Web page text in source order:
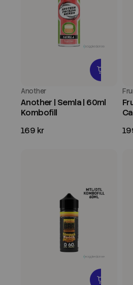
Another
Another | Semla | 60ml
Kombofill
169 kr